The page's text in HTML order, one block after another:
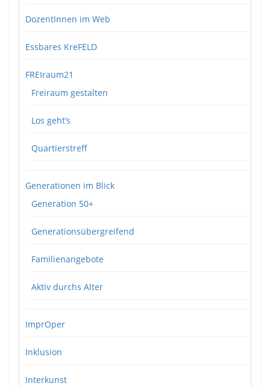
DozentInnen im Web
Essbares KreFELD
FREIraum21
Freiraum gestalten
Los geht’s
Quartierstreff
Generationen im Blick
Generation 50+
Generationsübergreifend
Familienangebote
Aktiv durchs Alter
ImprOper
Inklusion
Interkunst